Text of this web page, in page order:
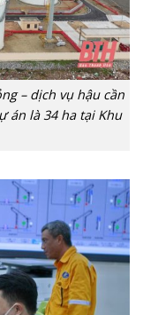
– dịch vụ hậu cần
án là 34 ha tại Khu